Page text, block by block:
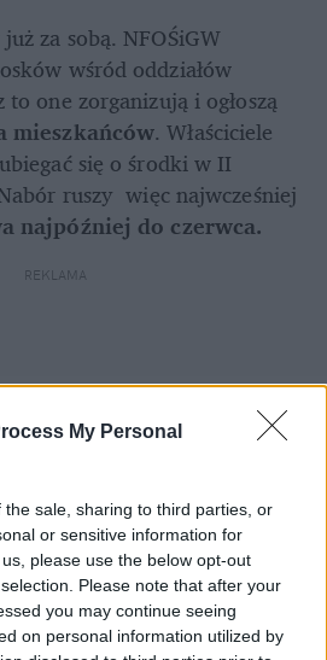
My Personal
sale, sharing to third parties, or
or sensitive information for
please use the below opt-out
Please note that after your
you may continue seeing
on personal information utilized by
za sobą. NFOŚiGW
wśród oddziałów
one zorganizują i ogłoszą
mieszkańców. Właściciele
się o środki w II
najpóźniej do czerwca.
REKLAMA